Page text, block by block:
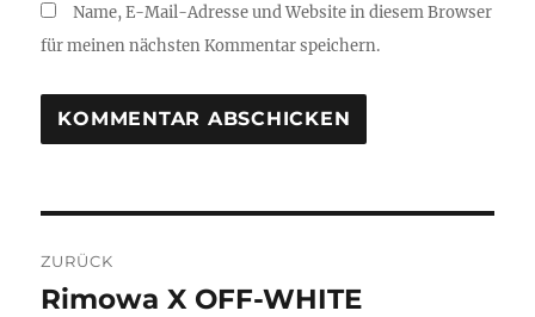
Name, E-Mail-Adresse und Website in diesem Browser
für meinen nächsten Kommentar speichern.
ZURÜCK
Vorheriger
Rimowa X OFF-WHITE